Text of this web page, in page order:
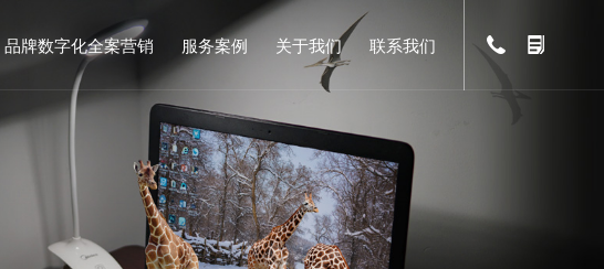
品牌数字化全案营销 服务案例 关于我们 联系我们